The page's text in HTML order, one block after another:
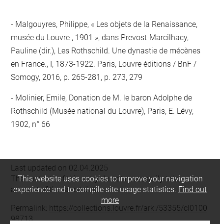
Malgouyres, Philippe, « Les objets de la Renaissance,
musée du Louvre , 1901 », dans Prevost-Marcilhacy,
Pauline (dir.), Les Rothschild. Une dynastie de mécènes
en France., I, 1873-1922. Paris, Louvre éditions / BnF /
Somogy, 2016, p. 265-281, p. 273, 279
Molinier, Emile, Donation de M. le baron Adolphe de
Rothschild (Musée national du Louvre), Paris, E. Lévy,
1902, n° 66
Last updated on 02.04.2025
The contents of this entry do not necessarily take
account of the latest data.
Permalink: https://collections.louvre.fr/ark:/53355/cl0100
98713
This website uses cookies to improve your navigation
experience and to compile site usage statistics. Find out
more